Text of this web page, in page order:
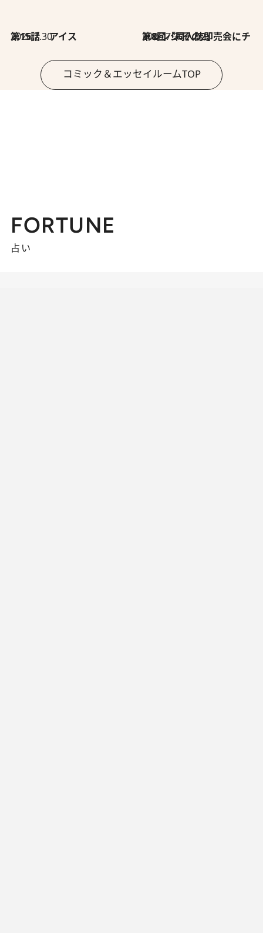
2026.7.30
第15話 アイス 2026.7.30
第8回「同人誌即売会にチャレンジ その2」
コミック＆エッセイルームTOP
FORTUNE
占い